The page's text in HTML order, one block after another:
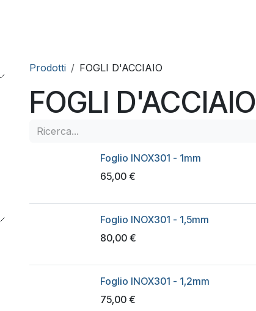
Prodotti FOGLI D'ACCIAIO
FOGLI D'ACCIAIO
Foglio INOX301 - 1mm
65,00 €
Foglio INOX301 - 1,5mm
80,00 €
Foglio INOX301 - 1,2mm
75,00 €